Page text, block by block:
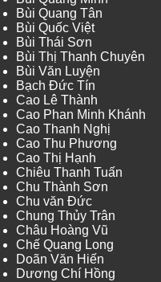
Bùi Quang Tân
Bùi Quốc Việt
Bùi Thái Sơn
Bùi Thị Thanh Chuyên
Bùi Văn Luyện
Bạch Đức Tín
Cao Lê Thành
Cao Phan Minh Khánh
Cao Thanh Nghị
Cao Thu Phương
Cao Thị Hạnh
Chiêu Thanh Tuấn
Chu Thành Sơn
Chu văn Đức
Chung Thủy Trân
Châu Hoàng Vũ
Chế Quang Long
Doãn Văn Hiến
Dương Chí Hồng